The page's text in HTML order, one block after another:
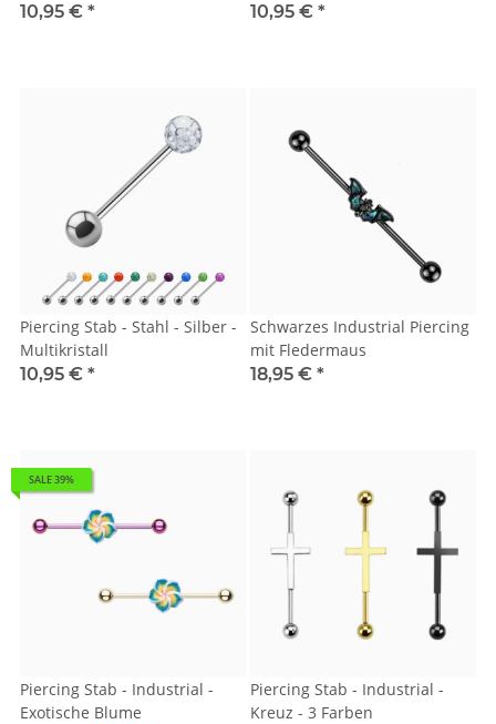
10,95 € *
10,95 € *
Piercing Stab - Stahl - Silber -
Multikristall
10,95 € *
Schwarzes Industrial Piercing
mit Fledermaus
18,95 € *
SALE 39%
Piercing Stab - Industrial -
Exotische Blume
Piercing Stab - Industrial -
Kreuz - 3 Farben